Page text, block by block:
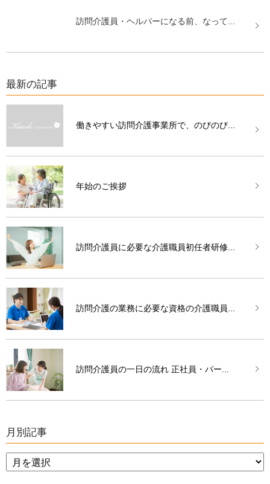
訪問介護員・ヘルパーになる前、なって...
最新の記事
働きやすい訪問介護事業所で、のびのび...
年始のご挨拶
訪問介護員に必要な介護職員初任者研修...
訪問介護の業務に必要な資格の介護職員...
訪問介護員の一日の流れ 正社員・パー...
月別記事